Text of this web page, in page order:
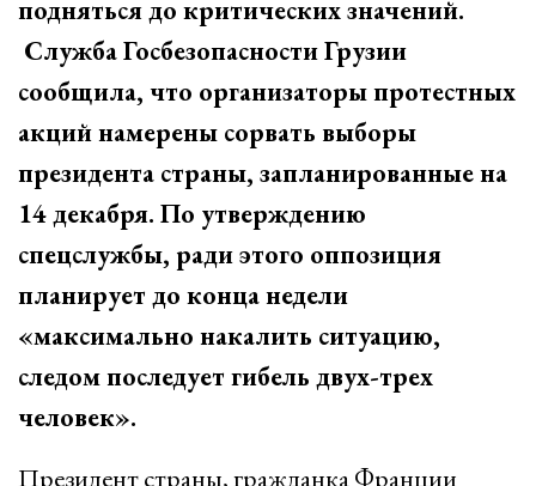
подняться до критических значений.
Служба Госбезопасности Грузии
сообщила, что организаторы протестных
акций намерены сорвать выборы
президента страны, запланированные на
14 декабря. По утверждению
спецслужбы, ради этого оппозиция
планирует до конца недели
«максимально накалить ситуацию,
следом последует гибель двух-трех
человек».
Президент страны, гражданка Франции